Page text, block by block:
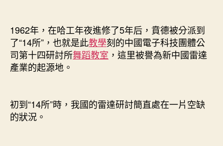
1962年，在哈工年夜進修了5年后，賁德被分派到
了“14所”，也就是此教學刻的中國電子科技團體公
司第十四研討所舞蹈教室 ，這里被譽為新中國雷達
產業的起源地。
初到“14所”時，我國的雷達研討簡直處在一片空缺
的狀況。